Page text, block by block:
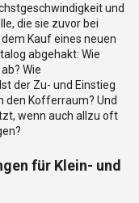
und
die sie zuvor bei
Kauf eines neuen
abgehakt: Wie
ab? Wie
der Zu- und Einstieg
den Kofferraum? Und
wenn auch allzu oft
für Klein- und